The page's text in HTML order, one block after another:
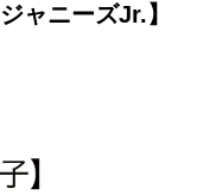
ャニーズJr.】